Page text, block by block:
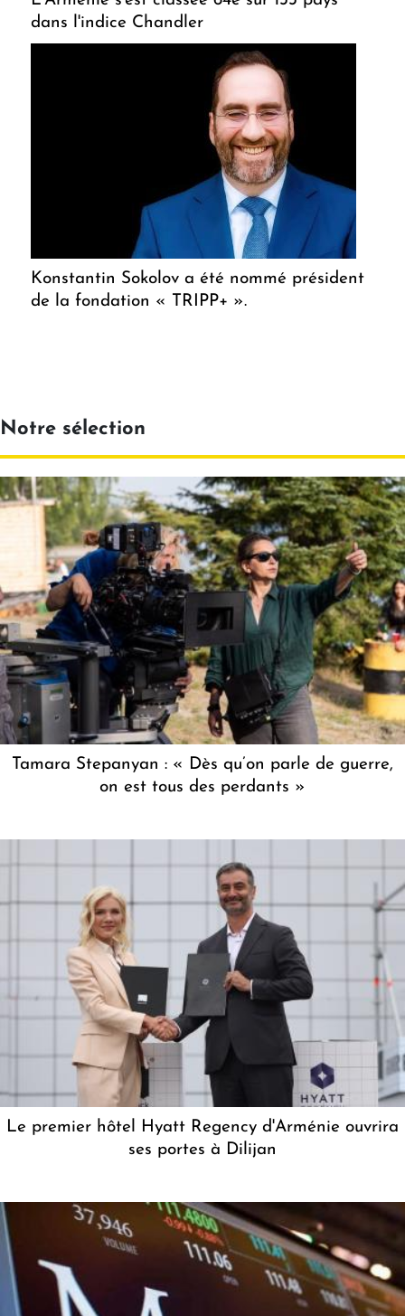
dans l'indice Chandler
Konstantin Sokolov a été nommé président
de la fondation « TRIPP+ ».
Notre sélection
Tamara Stepanyan : « Dès qu’on parle de guerre,
on est tous des perdants »
Le premier hôtel Hyatt Regency d'Arménie ouvrira
ses portes à Dilijan